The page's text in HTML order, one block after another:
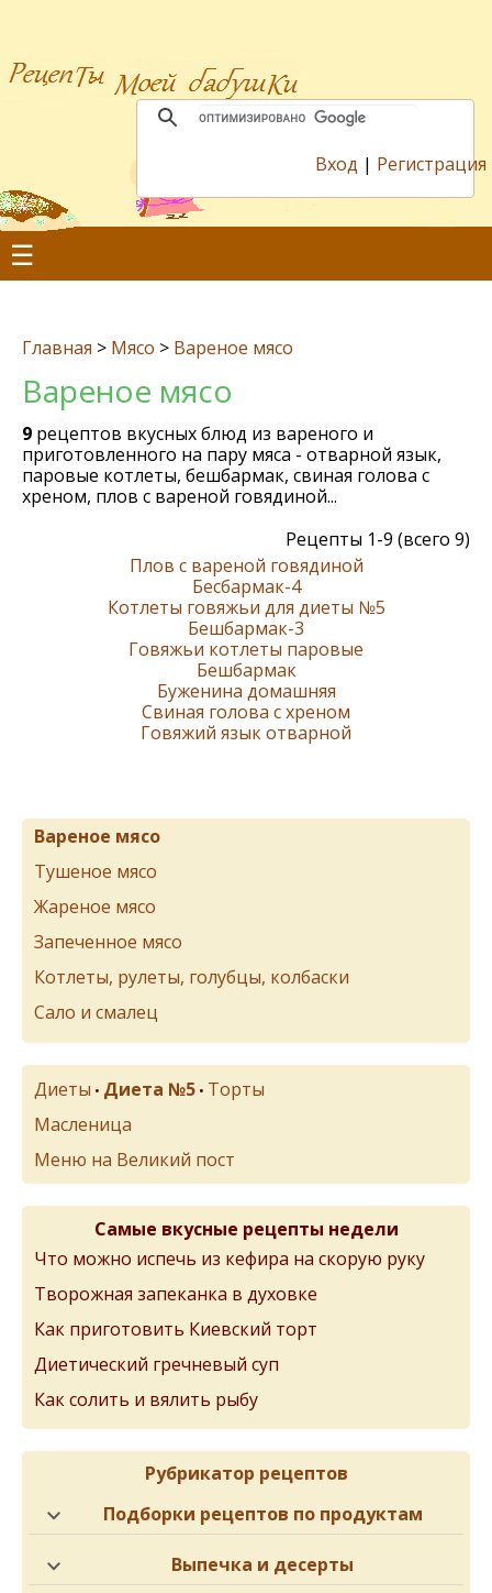
Вход | Регистрация
☰
Главная > Мясо > Вареное мясо
Вареное мясо
9 рецептов вкусных блюд из вареного и
приготовленного на пару мяса - отварной язык,
паровые котлеты, бешбармак, свиная голова с
хреном, плов с вареной говядиной...
Рецепты 1-9 (всего 9)
Плов с вареной говядиной
Бесбармак-4
Котлеты говяжьи для диеты №5
Бешбармак-3
Говяжьи котлеты паровые
Бешбармак
Буженина домашняя
Свиная голова с хреном
Говяжий язык отварной
Вареное мясо
Тушеное мясо
Жареное мясо
Запеченное мясо
Котлеты, рулеты, голубцы, колбаски
Сало и смалец
Диеты • Диета №5 • Торты
Масленица
Меню на Великий пост
Самые вкусные рецепты недели
Что можно испечь из кефира на скорую руку
Творожная запеканка в духовке
Как приготовить Киевский торт
Диетический гречневый суп
Как солить и вялить рыбу
Рубрикатор рецептов
Подборки рецептов по продуктам
Выпечка и десерты